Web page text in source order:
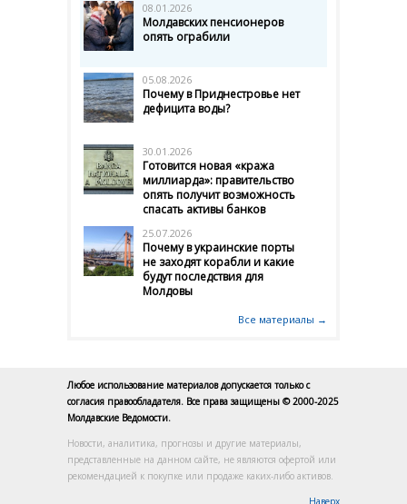
08.01.2026
Молдавских пенсионеров
опять ограбили
05.08.2026
Почему в Приднестровье нет
дефицита воды?
30.01.2026
Готовится новая «кража
миллиарда»: правительство
опять получит возможность
спасать активы банков
25.07.2026
Почему в украинские порты
не заходят корабли и какие
будут последствия для
Молдовы
Все материалы →
Любое использование материалов допускается только с
согласия правообладателя. Все права защищены © 2000-2025
Молдавские Ведомости.
Новости, аналитика, прогнозы и другие материалы,
представленные на данном сайте, не являются офертой или
рекомендацией к покупке или продаже каких-либо активов.
Наверх